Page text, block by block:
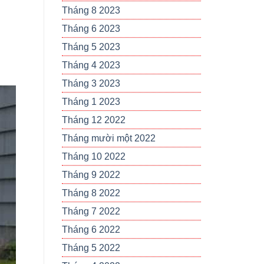
Tháng 8 2023
Tháng 6 2023
Tháng 5 2023
Tháng 4 2023
Tháng 3 2023
Tháng 1 2023
Tháng 12 2022
Tháng mười một 2022
Tháng 10 2022
Tháng 9 2022
Tháng 8 2022
Tháng 7 2022
Tháng 6 2022
Tháng 5 2022